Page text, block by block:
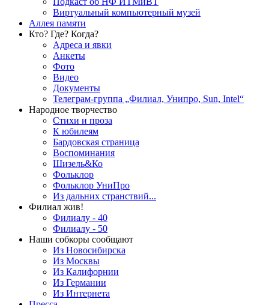
Виртуальный компьютерный музей
Аллея памяти
Кто? Где? Когда?
Адреса и явки
Анкеты
Фото
Видео
Документы
Телеграм-группа „Филиал, Унипро, Sun, Intel“
Народное творчество
Стихи и проза
К юбилеям
Бардовская страница
Воспоминания
Шизель&Ко
Фольклор
Фольклор УниПро
Из дальних странствий...
Филиал жив!
Филиалу - 40
Филиалу - 50
Наши собкоры сообщают
Из Новосибирска
Из Москвы
Из Калифорнии
Из Германии
Из Интернета